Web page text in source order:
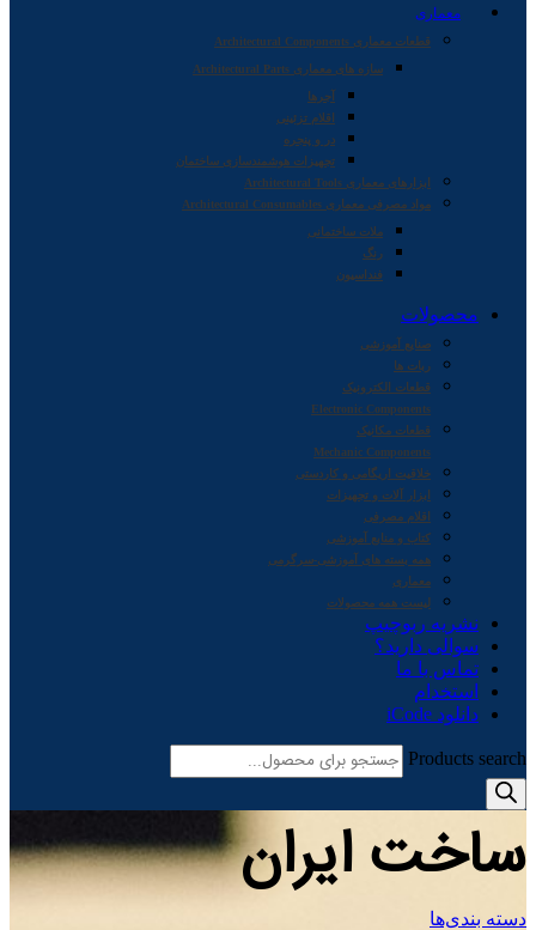
معماری
قطعات معماری Architectural Components
سازه های معماری Architectural Parts
آجرها
اقلام تزئینی
در و پنجره
تجهیزات هوشمندسازی ساختمان
ابزارهای معماری Architectural Tools
مواد مصرفی معماری Architectural Consumables
ملات ساختمانی
رنگ
فنداسیون
محصولات
صنایع آموزشی
ربات ها
قطعات الکترونیک
Electronic Components
قطعات مکانیک
Mechanic Components
خلاقیت اریگامی و کاردستی
ابزار آلات و تجهیزات
اقلام مصرفی
کتاب و منابع آموزشی
همه بسته های آموزشی-سرگرمی
معماری
لیست همه محصولات
نشریه ربوچیپ
سوالی دارید؟
تماس با ما
استخدام
دانلود iCode
Products search
ساخت ایران
دسته بندی‌ها